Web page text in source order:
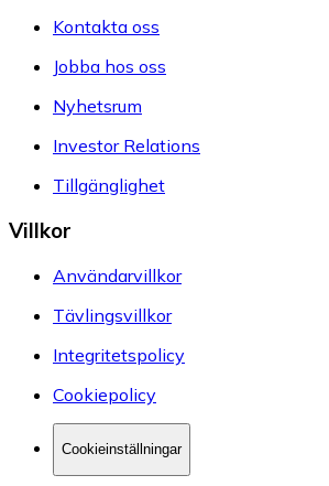
Kontakta oss
Jobba hos oss
Nyhetsrum
Investor Relations
Tillgänglighet
Villkor
Användarvillkor
Tävlingsvillkor
Integritetspolicy
Cookiepolicy
Cookieinställningar